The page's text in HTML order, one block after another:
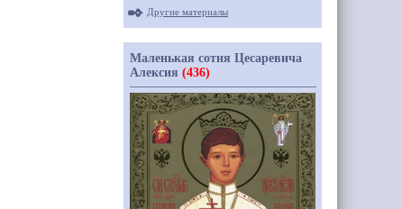
Другие материалы
Маленькая сотня Цесаревича
Алексия (436)